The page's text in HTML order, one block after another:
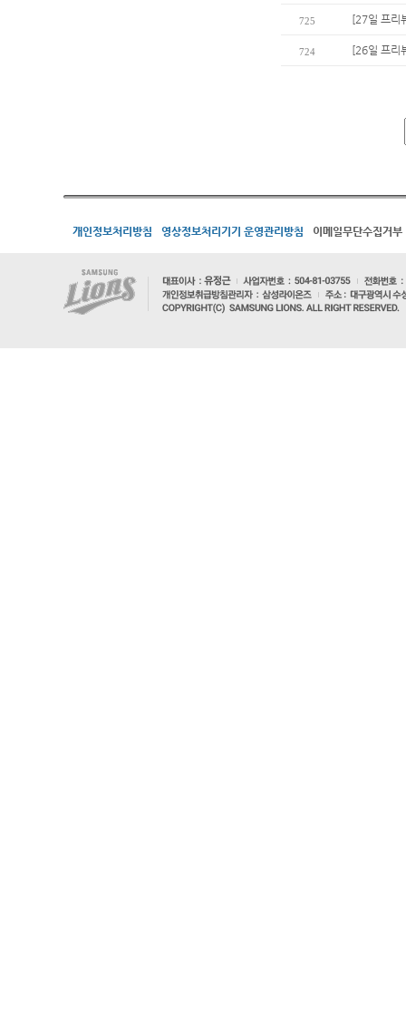
725 [27일 프리
724 [26일 프리
개인정보처리방침 영상정보처리기기 운영관리방침 이메일무단수집거부